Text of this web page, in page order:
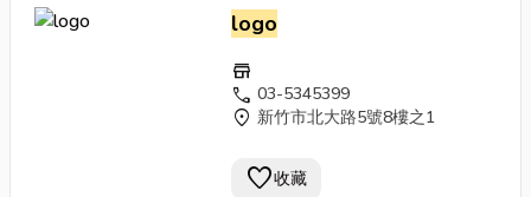
logo
store
call 03-5345399
location_on 新竹市北大路5號8樓之1
favorite收藏